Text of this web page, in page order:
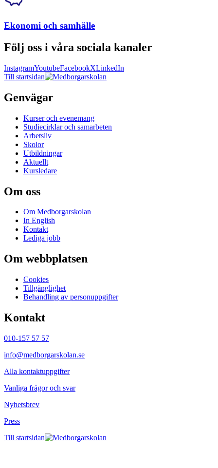
Ekonomi och samhälle
Följ oss i våra sociala kanaler
InstagramYoutubeFacebookXLinkedIn
Till startsidan
Genvägar
Kurser och evenemang
Studiecirklar och samarbeten
Arbetsliv
Skolor
Utbildningar
Aktuellt
Kursledare
Om oss
Om Medborgarskolan
In English
Kontakt
Lediga jobb
Om webbplatsen
Cookies
Tillgänglighet
Behandling av personuppgifter
Kontakt
010-157 57 57
info@medborgarskolan.se
Alla kontaktuppgifter
Vanliga frågor och svar
Nyhetsbrev
Press
Till startsidan